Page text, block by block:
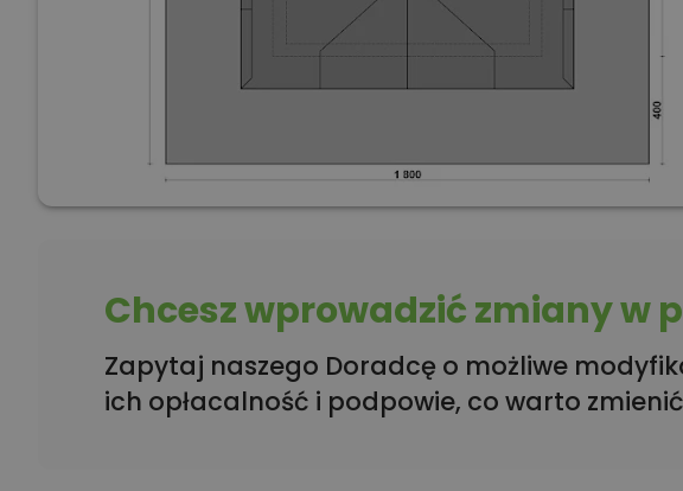
Chcesz wprowadzić zmiany w
Zapytaj naszego Doradcę o możliwe
ich opłacalność i podpowie, co warto